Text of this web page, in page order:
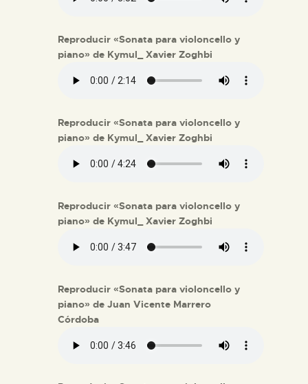
Reproducir «Sonata para violoncello y
piano» de Kymul_ Xavier Zoghbi
Reproducir «Sonata para violoncello y
piano» de Kymul_ Xavier Zoghbi
Reproducir «Sonata para violoncello y
piano» de Kymul_ Xavier Zoghbi
Reproducir «Sonata para violoncello y
piano» de Juan Vicente Marrero
Córdoba